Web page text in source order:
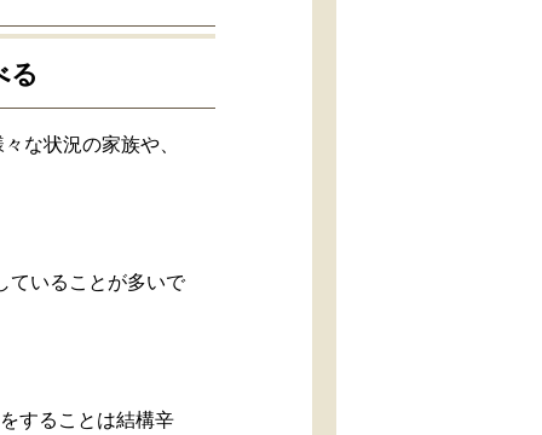
る
な状況の家族や、
ていることが多いで
することは結構辛